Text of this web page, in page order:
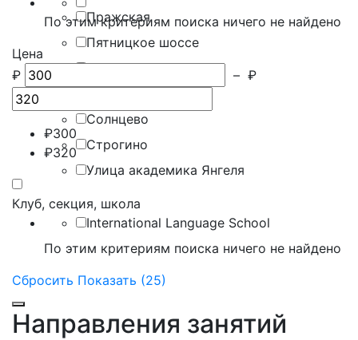
Пражская
Пятницкое шоссе
Раменки
Солнцево
Строгино
Улица академика Янгеля
По этим критериям поиска ничего не найдено
Цена
₽
– ₽
₽300
₽320
Клуб, секция, школа
International Language School
По этим критериям поиска ничего не найдено
Сбросить Показать (25)
Направления занятий